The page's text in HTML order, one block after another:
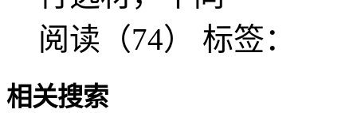
阅读（74） 标签：
相关搜索